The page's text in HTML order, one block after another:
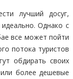
лучший досуг,
Однако с
все может пойти
потока туристов
обдирать своих
более дешевые